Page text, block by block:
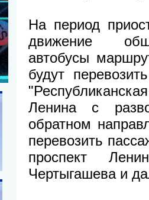
На период
движение
автобусы
будут
Ленина с
обратном
перевозить
проспект
Чертыгашева и